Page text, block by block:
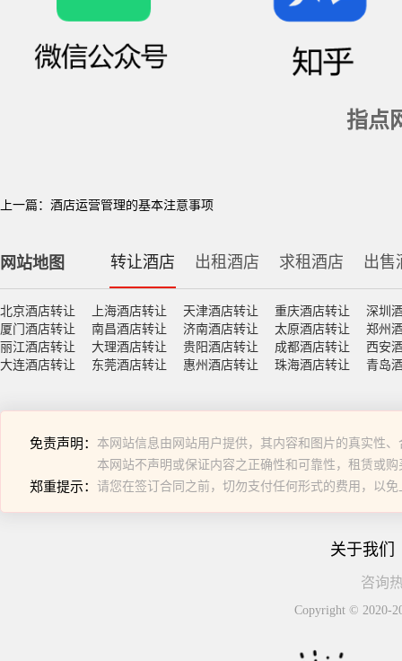
指点
上一篇： 酒店运营管理的基本注意事项
网站地图 转让酒店 出租酒店 求租酒店 出售
北京酒店转让 上海酒店转让 天津酒店转让 重庆酒店转让
深圳
厦门酒店转让
南昌酒店转让 济南酒店转让 太原酒店转让
郑州
丽江酒店转让
大理酒店转让 贵阳酒店转让 成都酒店转让
西安
大连酒店转让
东莞酒店转让 惠州酒店转让 珠海酒店转让 青岛
免责声明： 本网站信息由网站用户提供，其内容和图片的真实性
本网站不声明或保证内容之正确性和可靠性，租赁或
郑重提示： 请您在签订合同之前，切勿支付任何形式的费用，以免
关于我们
咨询
Copyright © 2020-